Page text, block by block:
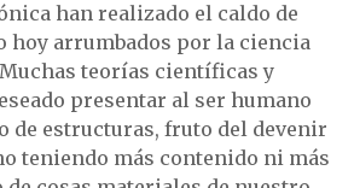
han realizado el caldo de
hoy arrumbados por la ciencia
teorías científicas y
presentar al ser humano
de estructuras, fruto del devenir
teniendo más contenido ni más